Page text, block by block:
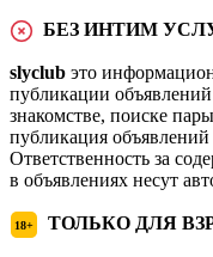
БЕЗ ИНТИМ
slyclub это
публикации
знакомстве, поиске
публикация
Ответственность за
в объявлениях несут
18+ ТОЛЬКО ДЛЯ